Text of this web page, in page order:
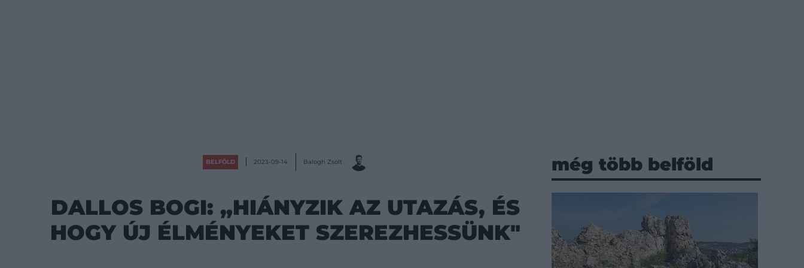
BELFÖLD 2023-09-14 Balogh Zsolt
DALLOS BOGI: „HIÁNYZIK AZ UTAZÁS, ÉS
HOGY ÚJ ÉLMÉNYEKET SZEREZHESSÜNK"
még több belföld